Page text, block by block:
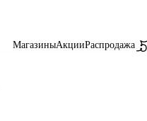
МагазиныАкцииРаспродажа